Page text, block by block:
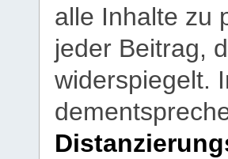
alle Inhalte zu
jeder Beitrag,
widerspiegelt.